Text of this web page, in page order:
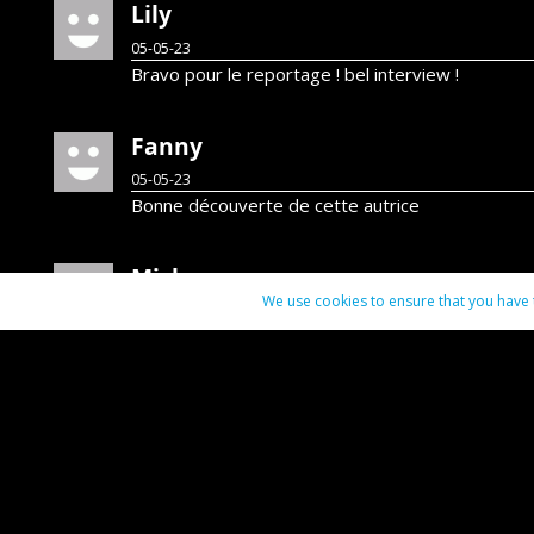
Lily
05-05-23
Bravo pour le reportage ! bel interview !
Fanny
05-05-23
Bonne découverte de cette autrice
Mick
❤️❤️❤️
We use cookies to ensure that you